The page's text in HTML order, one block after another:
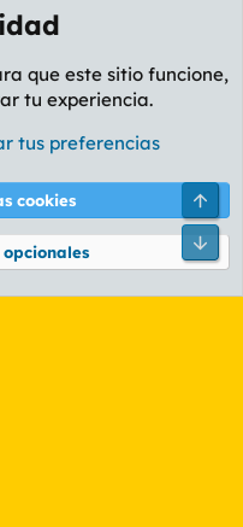
de privacidad Ayuda
XenForo Ltd.
que este sitio funcione,
tu experiencia.
tus preferencias
cookies
Pie